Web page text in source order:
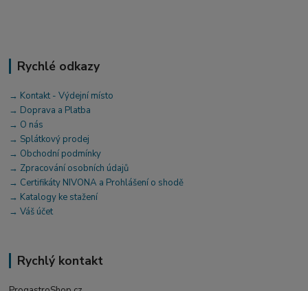
Rychlé odkazy
→ Kontakt - Výdejní místo
→ Doprava a Platba
→ O nás
→ Splátkový prodej
→ Obchodní podmínky
→ Zpracování osobních údajů
→ Certifikáty NIVONA a Prohlášení o shodě
→ Katalogy ke stažení
→ Váš účet
Rychlý kontakt